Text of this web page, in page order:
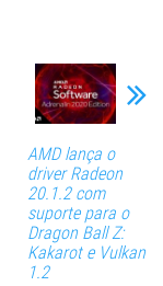
AMD lança o
driver Radeon
20.1.2 com
suporte para o
Dragon Ball Z:
Kakarot e Vulkan
1.2